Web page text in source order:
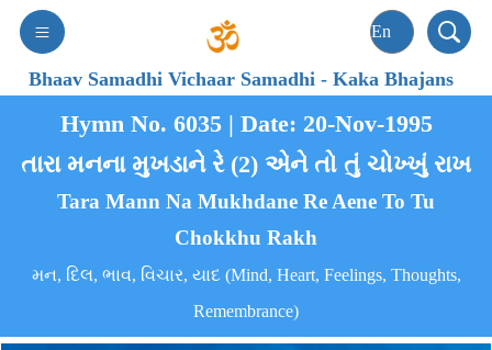
Bhaav Samadhi Vichaar Samadhi-Kaka Bhajans
Hymn No. 6035 | Date: 20-Nov-1995
તારા મનના મુખડાને રે (2) એને તો તું ચોખ્ખું રાખ
Tara Mann Na Mukhdane Re Aene To Tu
Chokkhu Rakh
મન, દિલ, ભાવ, વિચાર, યાદ (Mind, Heart, Feelings, Thoughts,
Remembrance)